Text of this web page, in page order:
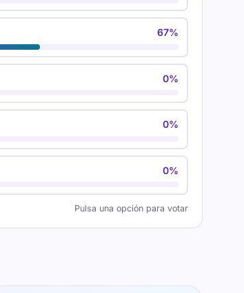
67%
0%
0%
0%
Pulsa una opción para votar